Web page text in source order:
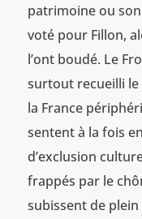
patrimoine ou son
voté pour Fillon,
l’ont boudé. Le
surtout recueilli le
la France
sentent à la fois
d’exclusion
frappés par le
subissent de